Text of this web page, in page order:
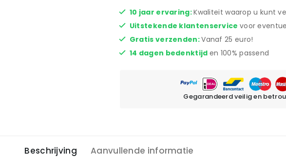
10 jaar ervaring:Kwaliteit waarop u kunt
Uitstekende klantenservice voor
Gratis verzenden:Vanaf 25 euro!
14 dagen bedenktijd en 100% passend
Gegarandeerd veilig en
Beschrijving Aanvullende informatie